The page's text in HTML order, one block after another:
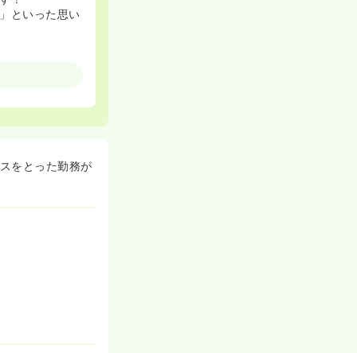
といった思い
をとった勤務が